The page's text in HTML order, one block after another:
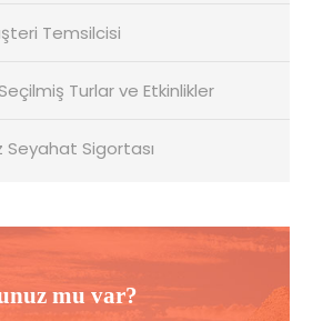
Temsilcisi
Turlar ve Etkinlikler
Seyahat Sigortası
mu var?